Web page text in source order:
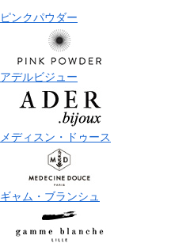
ピンクパウダー
アデルビジュー
メディスン・ドゥース
ギャム・ブランシュ